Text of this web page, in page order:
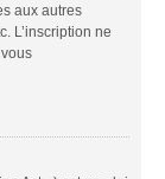
aux autres
L’inscription ne